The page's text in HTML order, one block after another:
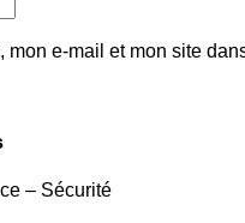
mon e-mail et mon site
– Sécurité